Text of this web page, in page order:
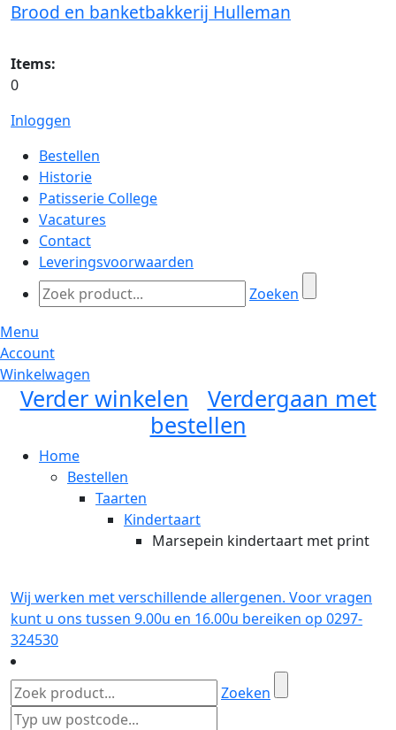
Brood en banketbakkerij Hulleman
Items:
0
Inloggen
Bestellen
Historie
Patisserie College
Vacatures
Contact
Leveringsvoorwaarden
Zoeken
Menu
Account
Winkelwagen
Verder winkelen
Verdergaan met
bestellen
Home
Bestellen
Taarten
Kindertaart
Marsepein kindertaart met print
Wij werken met verschillende allergenen. Voor vragen
kunt u ons tussen 9.00u en 16.00u bereiken op 0297-
324530
Zoeken